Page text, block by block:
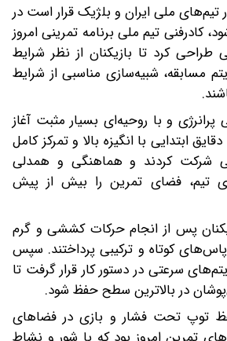
تیم‌های ملی ایران و بلژیک قرار است در
شود، کادرفنی تیم ملی برنامه تمرینی امروز
طراحی کرد تا بازیکنان از نظر شرایط
مسابقه، شبیه‌سازی مناسبی از شرایط
پرانرژی و با روحیه‌ای بسیار مثبت آغاز
ابتدایی با انگیزه بالا و تمرکز کامل
شرکت کردند و هماهنگی و همدلی
تیم، فضای تمرین را بیش از پیش
پس از انجام حرکات کششی و گرم
کوتاه و ترکیبی پرداختند. سپس
سرعتی در دستور کار قرار گرفت تا
در بالاترین سطح حفظ شود.
توپ تحت فشار و بازی در فضاهای